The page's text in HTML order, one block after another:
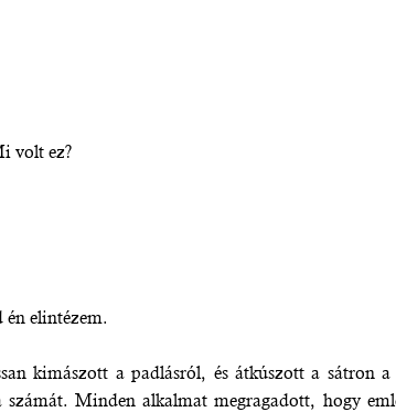
volt ez?
elintézem.
kimászott a padlásról, és átkúszott a sátron a
Minden alkalmat megragadott, hogy